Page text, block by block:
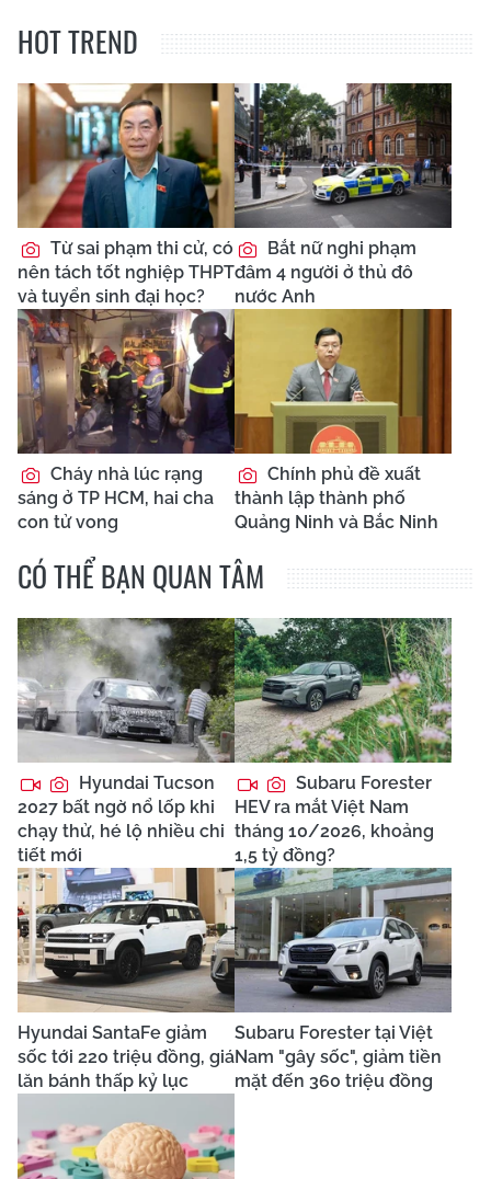
HOT TREND
Từ sai phạm thi cử, có
nên tách tốt nghiệp THPT
và tuyển sinh đại học?
Bắt nữ nghi phạm
đâm 4 người ở thủ đô
nước Anh
Cháy nhà lúc rạng
sáng ở TP HCM, hai cha
con tử vong
Chính phủ đề xuất
thành lập thành phố
Quảng Ninh và Bắc Ninh
CÓ THỂ BẠN QUAN TÂM
Hyundai Tucson
2027 bất ngờ nổ lốp khi
chạy thử, hé lộ nhiều chi
tiết mới
Subaru Forester
HEV ra mắt Việt Nam
tháng 10/2026, khoảng
1,5 tỷ đồng?
Hyundai SantaFe giảm
sốc tới 220 triệu đồng, giá
lăn bánh thấp kỷ lục
Subaru Forester tại Việt
Nam "gây sốc", giảm tiền
mặt đến 360 triệu đồng